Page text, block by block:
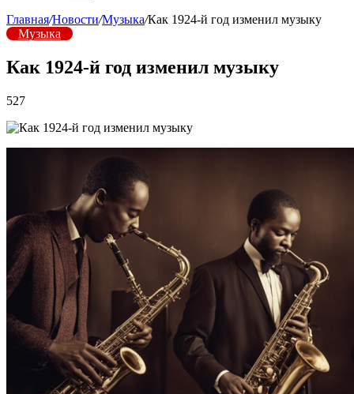
Главная/Новости/Музыка/Как 1924-й год изменил музыку
Музыка
Как 1924-й год изменил музыку
527